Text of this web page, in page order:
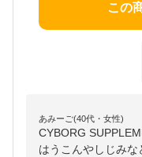
この
あみーご(40代・女性)
CYBORG
はうこんやしじみ